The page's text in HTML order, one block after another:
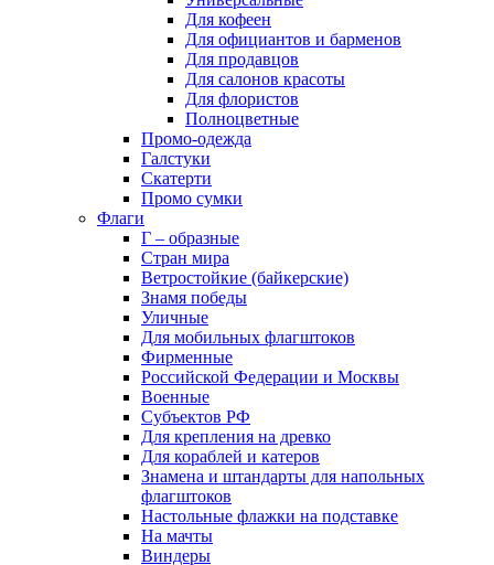
Для кофеен
Для официантов и барменов
Для продавцов
Для салонов красоты
Для флористов
Полноцветные
Промо-одежда
Галстуки
Скатерти
Промо сумки
Флаги
Г – образные
Стран мира
Ветростойкие (байкерские)
Знамя победы
Уличные
Для мобильных флагштоков
Фирменные
Российской Федерации и Москвы
Военные
Субъектов РФ
Для крепления на древко
Для кораблей и катеров
Знамена и штандарты для напольных
флагштоков
Настольные флажки на подставке
На мачты
Виндеры